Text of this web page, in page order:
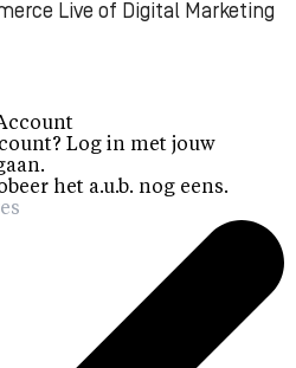
Live of Digital Marketing
Log in met jouw
het a.u.b. nog eens.